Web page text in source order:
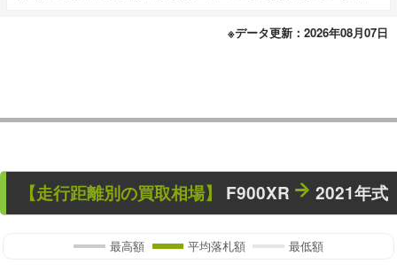
※データ更新：2026年08月07日
【走行距離別の買取相場】 F900XR 2021年式
最高額 平均落札額 最低額